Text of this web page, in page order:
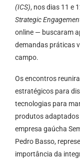
(ICS), nos dias 11 e
Strategic
online — buscaram
demandas práticas
campo.
Os encontros
estratégicos para
tecnologias para
produtos adaptados
empresa gaúcha
Pedro Basso,
importância da